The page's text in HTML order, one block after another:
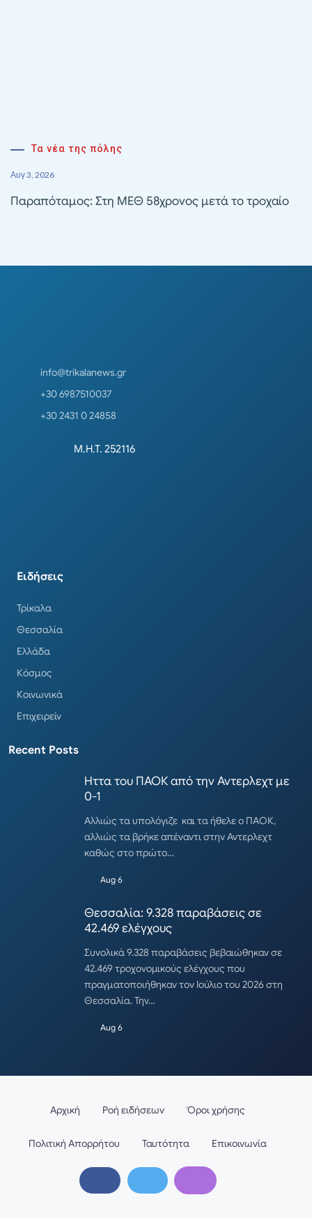
Τα νέα της πόλης
Αυγ 3, 2026
Παραπόταμος: Στη ΜΕΘ 58χρονος μετά το τροχαίο
info@trikalanews.gr
+30 6987510037
+30 2431 0 24858
Μ.Η.Τ. 252116
Ειδήσεις
Τρίκαλα
Θεσσαλία
Ελλάδα
Κόσμος
Κοινωνικά
Επιχειρείν
Recent Posts
Ηττα του ΠΑΟΚ από την Αντερλεχτ με
0-1
Αλλιώς τα υπολόγιζε και τα ήθελε ο ΠΑΟΚ,
αλλιώς τα βρήκε απέναντι στην Αντερλεχτ
καθώς στο πρώτο…
Aug 6
Θεσσαλία: 9.328 παραβάσεις σε
42.469 ελέγχους
Συνολικά 9.328 παραβάσεις βεβαιώθηκαν σε
42.469 τροχονομικούς ελέγχους που
πραγματοποιήθηκαν τον Ιούλιο του 2026 στη
Θεσσαλία. Την…
Aug 6
Αρχική Ροή ειδήσεων Όροι χρήσης
Πολιτική Απορρήτου Ταυτότητα Επικοινωνία